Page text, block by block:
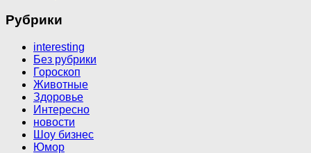
Рубрики
interesting
Без рубрики
Гороскоп
Животные
Здоровье
Интересно
новости
Шоу бизнес
Юмор